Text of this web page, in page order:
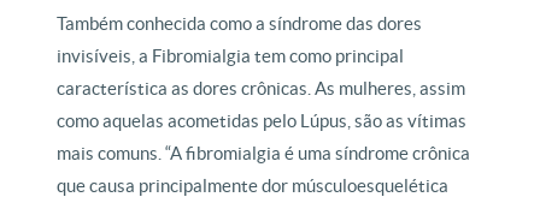
Também conhecida como a síndrome das dores
invisíveis, a Fibromialgia tem como principal
característica as dores crônicas. As mulheres, assim
como aquelas acometidas pelo Lúpus, são as vítimas
mais comuns. “A fibromialgia é uma síndrome crônica
que causa principalmente dor músculoesquelética